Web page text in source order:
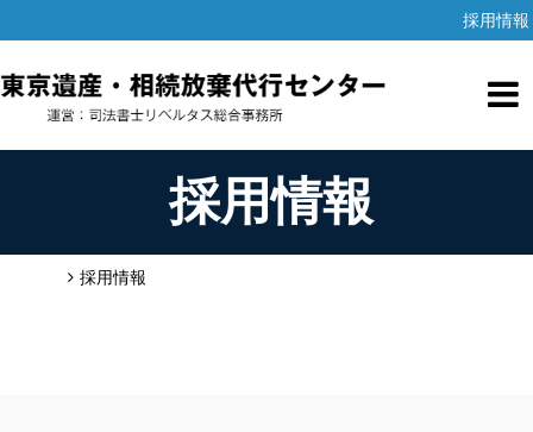
採用情報
採用情報
採用情報